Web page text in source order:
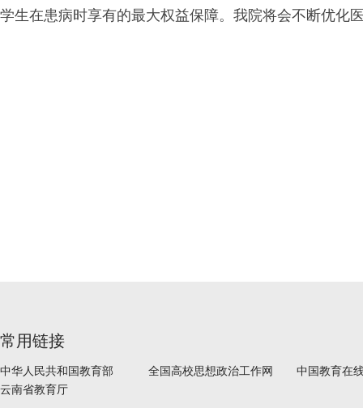
学生在患病时享有的最大权益保障。我院将会不断优化
常用链接
中华人民共和国教育部 全国高校思想政治工作网
中国教育在
云南省教育厅